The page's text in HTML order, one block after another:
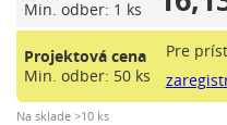
Min. odber: 1 ks
Projektová cena
Min. odber: 50 ks
Pre
Na sklade >10 ks